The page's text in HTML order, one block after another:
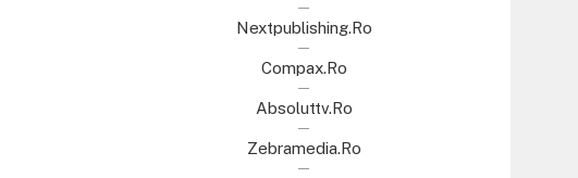
Nextpublishing.ro
Compax.ro
Absoluttv.ro
Zebramedia.ro